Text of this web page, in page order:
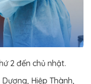
2 đến chủ nhật.
Hiệp Thành,